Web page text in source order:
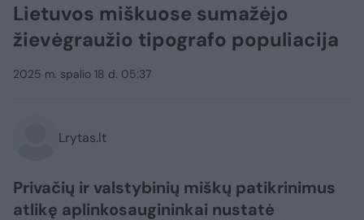
Lietuvos miškuose sumažėjo
žievėgraužio tipografo populiacija
2025 m. spalio 18 d. 05:37
Lrytas.lt
Privačių ir valstybinių miškų patikrinimus
atlikę aplinkosaugininkai nustatė